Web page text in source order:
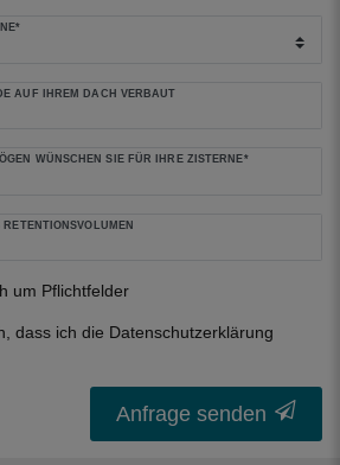
AUF IHREM DACH VERBAUT
WÜNSCHEN SIE FÜR IHRE ZISTERNE*
um Pflichtfelder
dass ich die Daten­schutz­erklärung
Anfrage senden